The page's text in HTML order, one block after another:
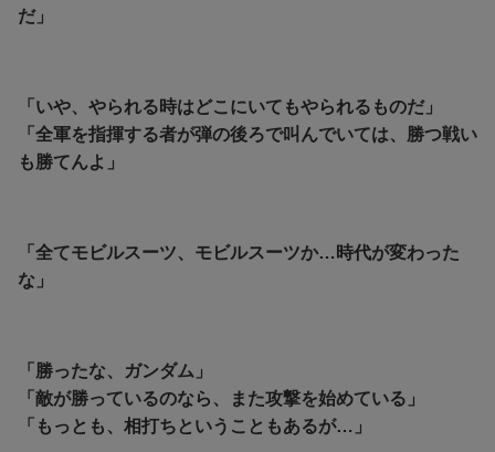
だ」
「いや、やられる時はどこにいてもやられるものだ」
「 全軍を指揮する者が弾の後ろで叫んでいては、勝つ戦い
も勝てんよ」
「全てモビルスーツ、モビルスーツか…時代が変わった
な」
「勝ったな、ガンダム」
「敵が勝っているのなら、また攻撃を始めている」
「もっとも、相打ちということもあるが…」